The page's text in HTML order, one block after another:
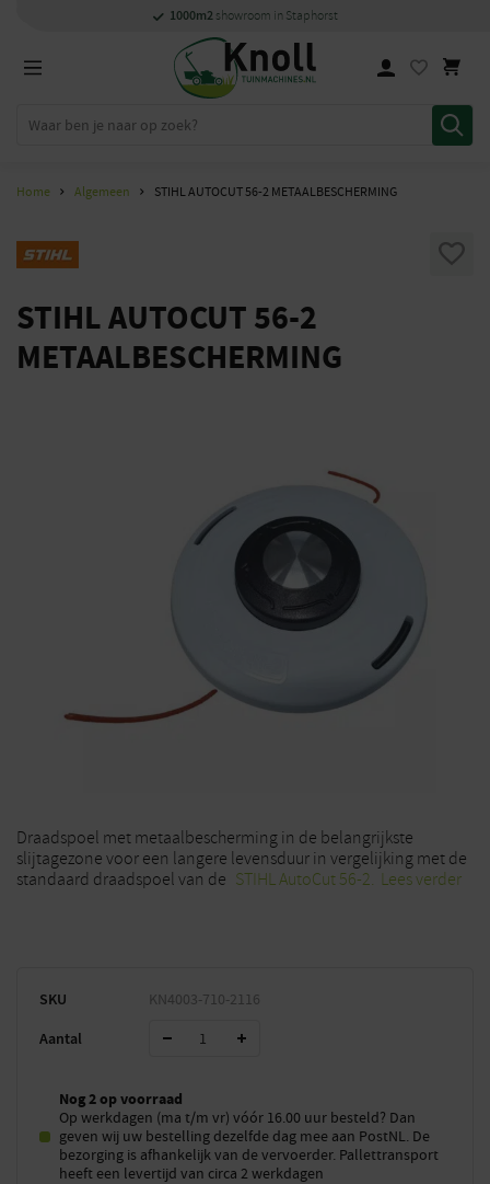
Specialistenmet kennis van zaken
1000m2showroom in Staphorst
Persoonlijkensnel contact
Specialistenmet kennis van zaken
1000m2showroom in Staphorst
Home Algemeen STIHL AUTOCUT 56-2 METAALBESCHERMING
STIHL AUTOCUT 56-2
METAALBESCHERMING
Draadspoel met metaalbescherming in de belangrijkste
slijtagezone voor een langere levensduur in vergelijking met de
standaard draadspoel van de STIHL AutoCut 56-2. Lees verder
SKU KN4003-710-2116
Aantal
Nog 2 op voorraad
Op werkdagen (ma t/m vr) vóór 16.00 uur besteld? Dan
geven wij uw bestelling dezelfde dag mee aan PostNL. De
bezorging is afhankelijk van de vervoerder. Pallettransport
heeft een levertijd van circa 2 werkdagen